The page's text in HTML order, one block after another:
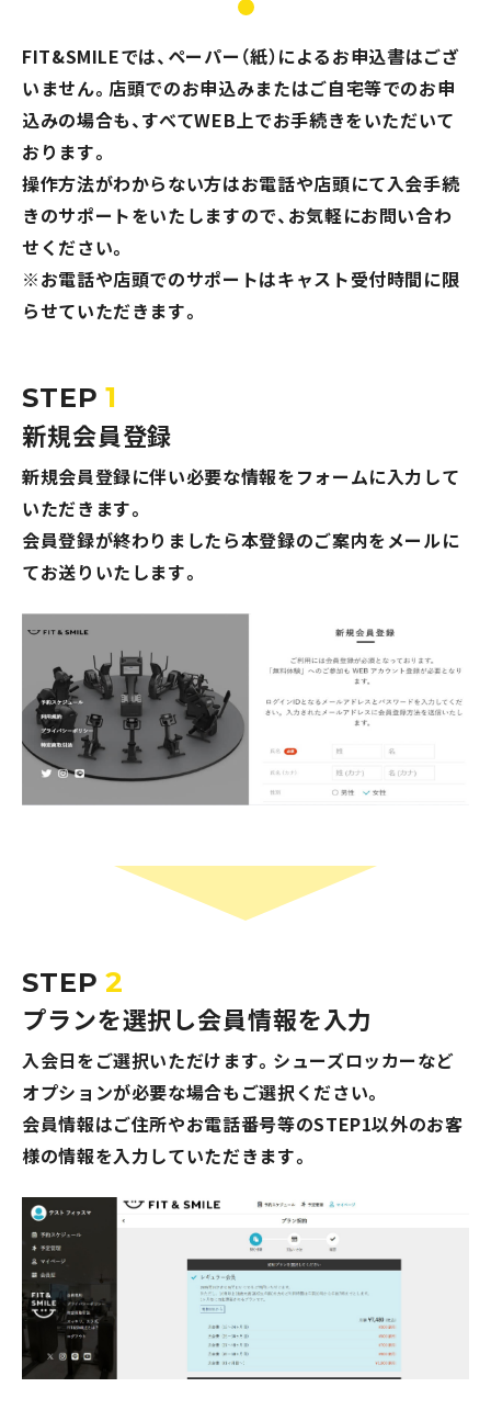
FIT&SMILEでは、ペーパー（紙）によるお申込書はござ
いません。 店頭でのお申込みまたはご自宅等でのお申
込みの場合も、すべてWEB上でお手続きをいただいて
おります。
操作方法がわからない方はお電話や店頭にて入会手続
きのサポートをいたしますので、お気軽にお問い合わ
せください。
※お電話や店頭でのサポートはキャスト受付時間に限
らせていただきます。
STEP 1
新規会員登録
新規会員登録に伴い必要な情報をフォームに入力して
いただきます。
会員登録が終わりましたら本登録のご案内をメールに
てお送りいたします。
STEP 2
プランを選択し会員情報を入力
入会日をご選択いただけます。シューズロッカーなど
オプションが必要な場合もご選択ください。
会員情報はご住所やお電話番号等のSTEP1以外のお客
様の情報を入力していただきます。
現在の混雑状況
（最終更新日時：2026年8月9日7時36分）
表示されない場合はこちら
※人数は館内に居るすべての人数になりますのでキャス